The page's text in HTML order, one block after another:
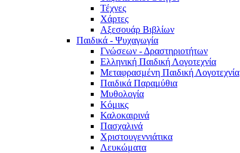
Τέχνες
Χάρτες
Αξεσουάρ Βιβλίων
Παιδικά - Ψυχαγωγία
Γνώσεων - Δραστηριοτήτων
Ελληνική Παιδική Λογοτεχνία
Μεταφρασμένη Παιδική Λογοτεχνία
Παιδικά Παραμύθια
Μυθολογία
Κόμικς
Καλοκαιρινά
Πασχαλινά
Χριστουγεννιάτικα
Λευκώματα